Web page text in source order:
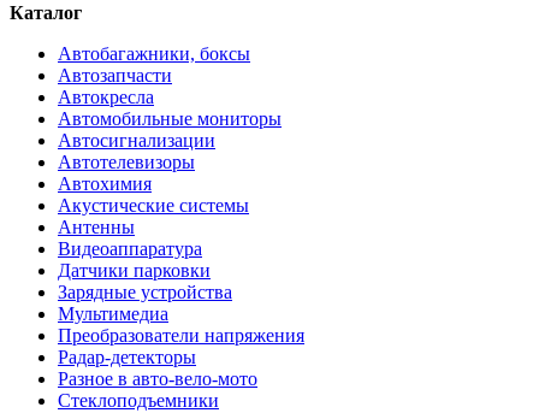
Каталог
Автобагажники, боксы
Автозапчасти
Автокресла
Автомобильные мониторы
Автосигнализации
Автотелевизоры
Автохимия
Акустические системы
Антенны
Видеоаппаратура
Датчики парковки
Зарядные устройства
Мультимедиа
Преобразователи напряжения
Радар-детекторы
Разное в авто-вело-мото
Стеклоподъемники